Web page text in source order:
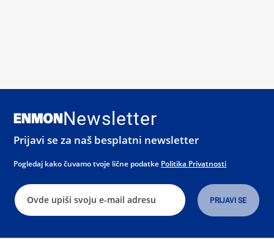
Newsletter
Prijavi se za naš besplatni newsletter
Pogledaj kako čuvamo tvoje lične podatke Politika Privatnosti